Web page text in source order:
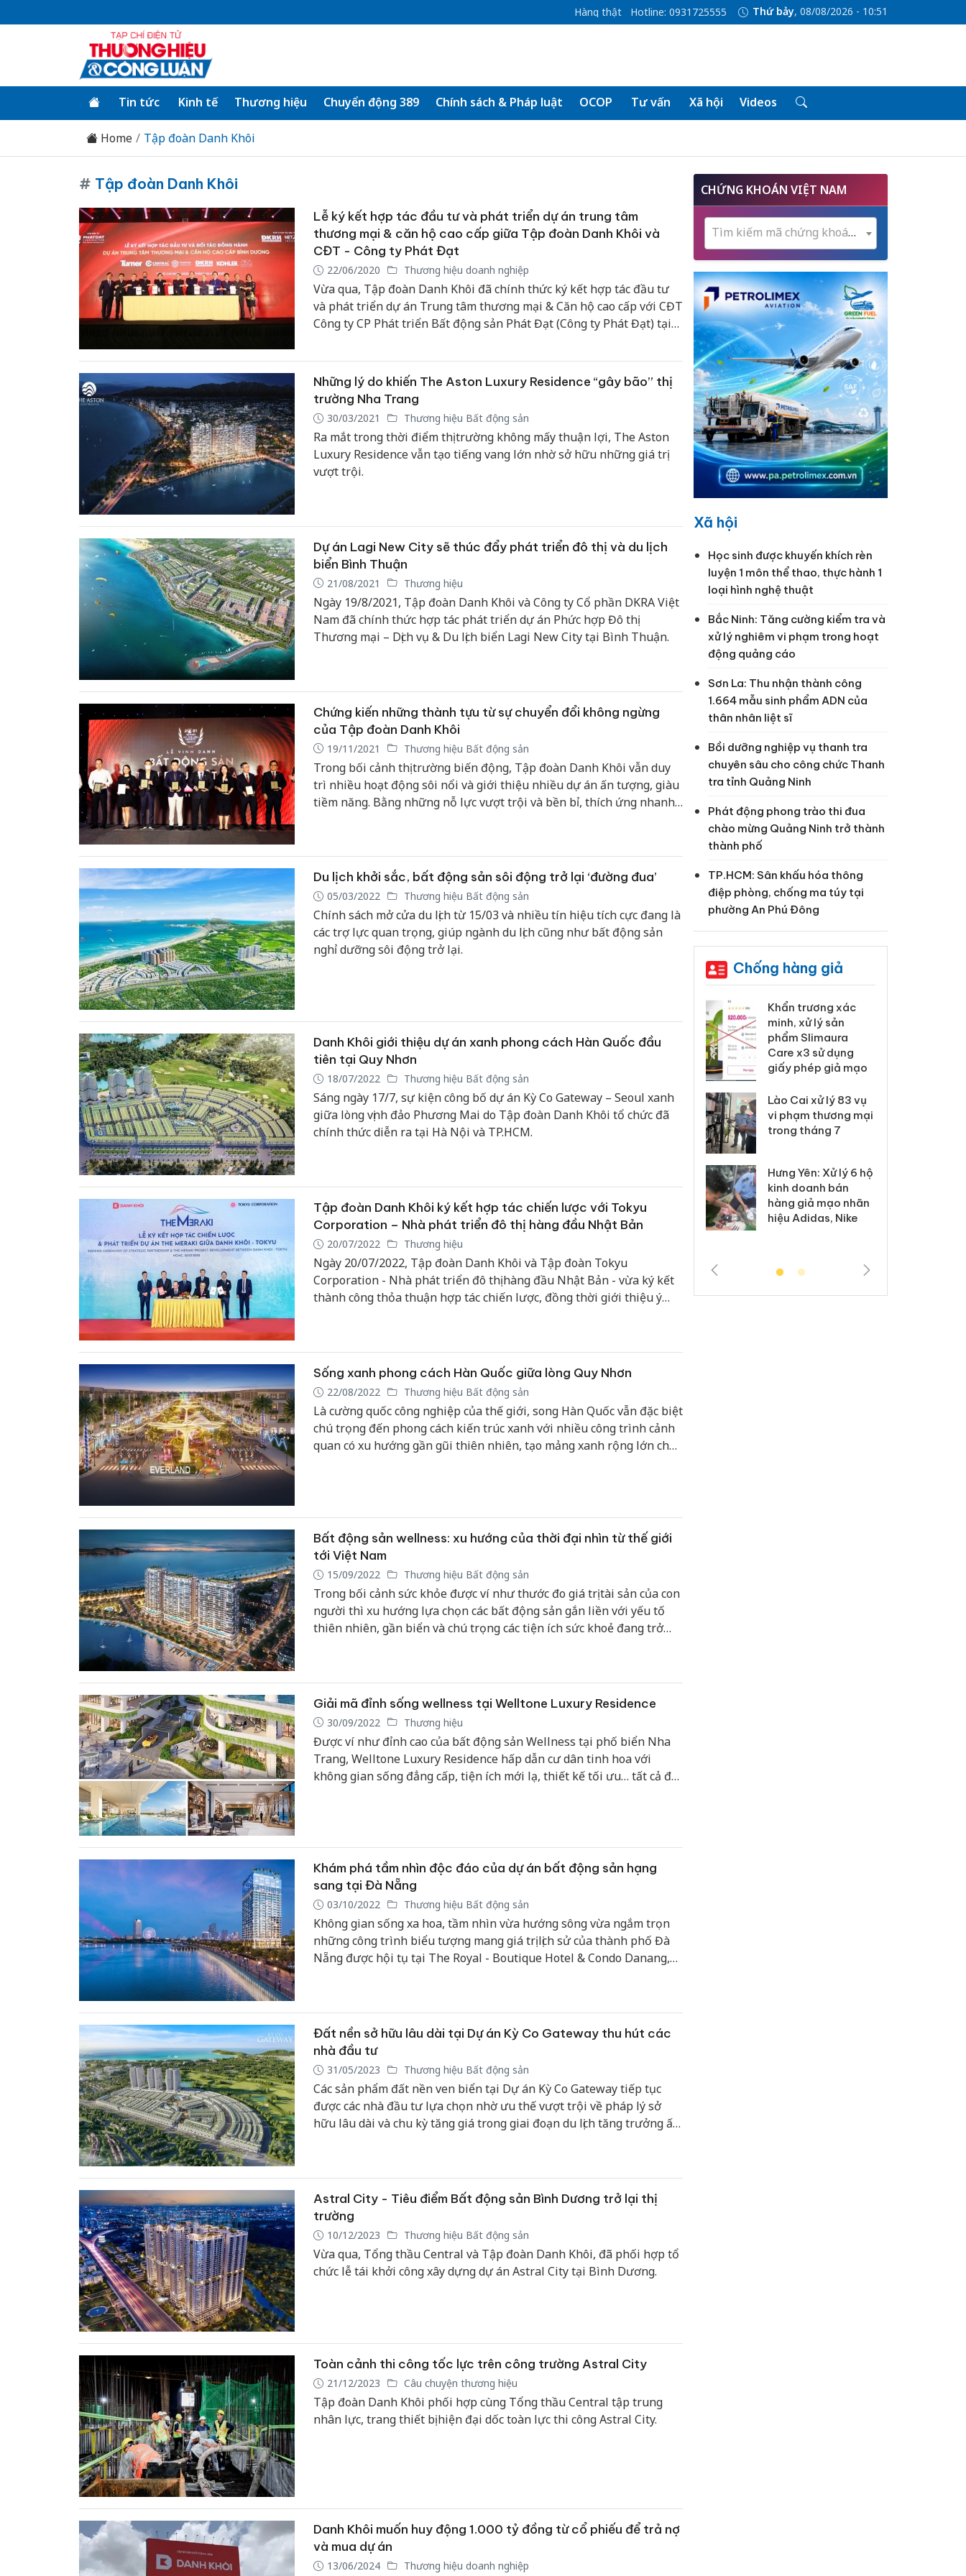
Hàng thật Hotline: 0931725555 Thứ bảy, 08/08/2026 - 10:51
Tin tức Kinh tế Thương hiệu Chuyển động 389 Chính sách & Pháp luật OCOP Tư vấn Xã hội Videos
Home Tập đoàn Danh Khôi
# Tập đoàn Danh Khôi
Lễ ký kết hợp tác đầu tư và phát triển dự án trung tâm
thương mại & căn hộ cao cấp giữa Tập đoàn Danh Khôi và
CĐT - Công ty Phát Đạt
22/06/2020 Thương hiệu doanh nghiệp
Vừa qua, Tập đoàn Danh Khôi đã chính thức ký kết hợp tác đầu tư
và phát triển dự án Trung tâm thương mại & Căn hộ cao cấp với CĐT
Công ty CP Phát triển Bất động sản Phát Đạt (Công ty Phát Đạt) tại
Những lý do khiến The Aston Luxury Residence “gây bão” thị
trường Nha Trang
30/03/2021 Thương hiệu Bất động sản
Ra mắt trong thời điểm thị trường không mấy thuận lợi, The Aston
Luxury Residence vẫn tạo tiếng vang lớn nhờ sở hữu những giá trị
vượt trội.
Dự án Lagi New City sẽ thúc đẩy phát triển đô thị và du lịch
biển Bình Thuận
21/08/2021 Thương hiệu
Ngày 19/8/2021, Tập đoàn Danh Khôi và Công ty Cổ phần DKRA Việt
Nam đã chính thức hợp tác phát triển dự án Phức hợp Đô thị
Thương mại – Dịch vụ & Du lịch biển Lagi New City tại Bình Thuận.
Chứng kiến những thành tựu từ sự chuyển đổi không ngừng
của Tập đoàn Danh Khôi
19/11/2021 Thương hiệu Bất động sản
Trong bối cảnh thị trường biến động, Tập đoàn Danh Khôi vẫn duy
trì nhiều hoạt động sôi nổi và giới thiệu nhiều dự án ấn tượng, giàu
tiềm năng. Bằng những nỗ lực vượt trội và bền bỉ, thích ứng nhanh
vực vinh danh Nhà phát triển bất động sản tiêu biểu 2021.
Du lịch khởi sắc, bất động sản sôi động trở lại ‘đường đua’
05/03/2022 Thương hiệu Bất động sản
Chính sách mở cửa du lịch từ 15/03 và nhiều tín hiệu tích cực đang là
các trợ lực quan trọng, giúp ngành du lịch cũng như bất động sản
nghỉ dưỡng sôi động trở lại.
Danh Khôi giới thiệu dự án xanh phong cách Hàn Quốc đầu
tiên tại Quy Nhơn
18/07/2022 Thương hiệu Bất động sản
Sáng ngày 17/7, sự kiện công bố dự án Kỳ Co Gateway – Seoul xanh
giữa lòng vịnh đảo Phương Mai do Tập đoàn Danh Khôi tổ chức đã
chính thức diễn ra tại Hà Nội và TP.HCM.
Tập đoàn Danh Khôi ký kết hợp tác chiến lược với Tokyu
Corporation – Nhà phát triển đô thị hàng đầu Nhật Bản
20/07/2022 Thương hiệu
Ngày 20/07/2022, Tập đoàn Danh Khôi và Tập đoàn Tokyu
Corporation - Nhà phát triển đô thị hàng đầu Nhật Bản - vừa ký kết
thành công thỏa thuận hợp tác chiến lược, đồng thời giới thiệu ý
Nam nói chung và Bà Rịa - Vũng Tàu nói riêng trong bối cảnh thành
phố đang đẩy mạnh kế hoạch kế hoạch kích cầu du lịch và thu hút
đầu tư toàn diện.
Sống xanh phong cách Hàn Quốc giữa lòng Quy Nhơn
22/08/2022 Thương hiệu Bất động sản
Là cường quốc công nghiệp của thế giới, song Hàn Quốc vẫn đặc biệt
chú trọng đến phong cách kiến trúc xanh với nhiều công trình cảnh
quan có xu hướng gần gũi thiên nhiên, tạo mảng xanh rộng lớn cho
Bất động sản wellness: xu hướng của thời đại nhìn từ thế giới
tới Việt Nam
15/09/2022 Thương hiệu Bất động sản
Trong bối cảnh sức khỏe được ví như thước đo giá trị tài sản của con
người thì xu hướng lựa chọn các bất động sản gắn liền với yếu tố
thiên nhiên, gần biển và chú trọng các tiện ích sức khoẻ đang trở
hướng bất động sản wellness tại thành phố biển Nha Trang, hứa
hẹn gia tăng nhiều lợi ích cho sức khỏe cho cư dân tương lai.
Giải mã đỉnh sống wellness tại Welltone Luxury Residence
30/09/2022 Thương hiệu
Được ví như đỉnh cao của bất động sản Wellness tại phố biển Nha
Trang, Welltone Luxury Residence hấp dẫn cư dân tinh hoa với
không gian sống đẳng cấp, tiện ích mới lạ, thiết kế tối ưu… tất cả đã
Khám phá tầm nhìn độc đáo của dự án bất động sản hạng
sang tại Đà Nẵng
03/10/2022 Thương hiệu Bất động sản
Không gian sống xa hoa, tầm nhìn vừa hướng sông vừa ngắm trọn
những công trình biểu tượng mang giá trị lịch sử của thành phố Đà
Nẵng được hội tụ tại The Royal - Boutique Hotel & Condo Danang,
Đất nền sở hữu lâu dài tại Dự án Kỳ Co Gateway thu hút các
nhà đầu tư
31/05/2023 Thương hiệu Bất động sản
Các sản phẩm đất nền ven biển tại Dự án Kỳ Co Gateway tiếp tục
được các nhà đầu tư lựa chọn nhờ ưu thế vượt trội về pháp lý sở
hữu lâu dài và chu kỳ tăng giá trong giai đoạn du lịch tăng trưởng ấn
Astral City - Tiêu điểm Bất động sản Bình Dương trở lại thị
trường
10/12/2023 Thương hiệu Bất động sản
Vừa qua, Tổng thầu Central và Tập đoàn Danh Khôi, đã phối hợp tổ
chức lễ tái khởi công xây dựng dự án Astral City tại Bình Dương.
Toàn cảnh thi công tốc lực trên công trường Astral City
21/12/2023 Câu chuyện thương hiệu
Tập đoàn Danh Khôi phối hợp cùng Tổng thầu Central tập trung
nhân lực, trang thiết bị hiện đại dốc toàn lực thi công Astral City.
Danh Khôi muốn huy động 1.000 tỷ đồng từ cổ phiếu để trả nợ
và mua dự án
13/06/2024 Thương hiệu doanh nghiệp
CHỨNG KHOÁN VIỆT NAM
Tìm kiếm mã chứng khoán...
Xã hội
Học sinh được khuyến khích rèn
luyện 1 môn thể thao, thực hành 1
loại hình nghệ thuật
Bắc Ninh: Tăng cường kiểm tra và
xử lý nghiêm vi phạm trong hoạt
động quảng cáo
Sơn La: Thu nhận thành công
1.664 mẫu sinh phẩm ADN của
thân nhân liệt sĩ
Bồi dưỡng nghiệp vụ thanh tra
chuyên sâu cho công chức Thanh
tra tỉnh Quảng Ninh
Phát động phong trào thi đua
chào mừng Quảng Ninh trở thành
thành phố
TP.HCM: Sân khấu hóa thông
điệp phòng, chống ma túy tại
phường An Phú Đông
Chống hàng giả
công khai hàng
ngàn sản phẩm
Công an Thanh Hóa
Thanh Hóa: Tìm bị
hại trong vụ án
buôn bán bình sữa
Khẩn trương xác
minh, xử lý sản
phẩm Slimaura
Care x3 sử dụng
giấy phép giả mạo
Lào Cai xử lý 83 vụ
vi phạm thương mại
trong tháng 7
Hưng Yên: Xử lý 6 hộ
kinh doanh bán
hàng giả mạo nhãn
hiệu Adidas, Nike